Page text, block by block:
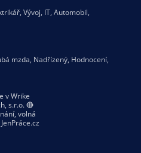
, Vývoj, IT, Automobil,
mzda, Nadřízený, Hodnocení,